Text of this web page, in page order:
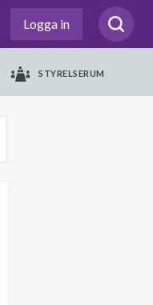
Logga in
STYRELSERUM